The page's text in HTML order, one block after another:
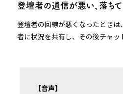
登壇者の通信が悪い、落ちて
登壇者の回線が悪くなったとき
者に状況を共有し、その後チャッ
【音声】